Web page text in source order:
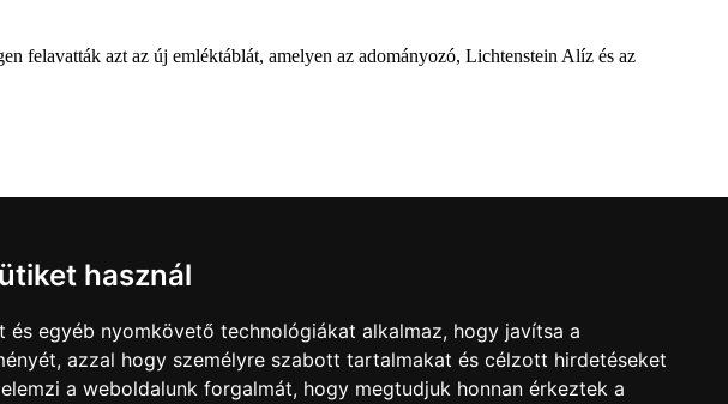
használ
és egyéb nyomkövető technológiákat alkalmaz, hogy javítsa a
azzal hogy személyre szabott tartalmakat és célzott hirdetéseket
a weboldalunk forgalmát, hogy megtudjuk honnan érkeztek a
felavatták azt az új emléktáblát, amelyen az adományozó, Lichtenstein Alíz és az
el a város díszpolgáráról a Dévai utca elején. A parkavatót július 8-án tartották meg.